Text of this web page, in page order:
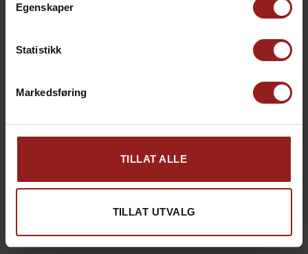
Egenskaper
Statistikk
Markedsføring
TILLAT ALLE
TILLAT UTVALG
Produkt total kr 0,00
Totalsum
kr 0,00